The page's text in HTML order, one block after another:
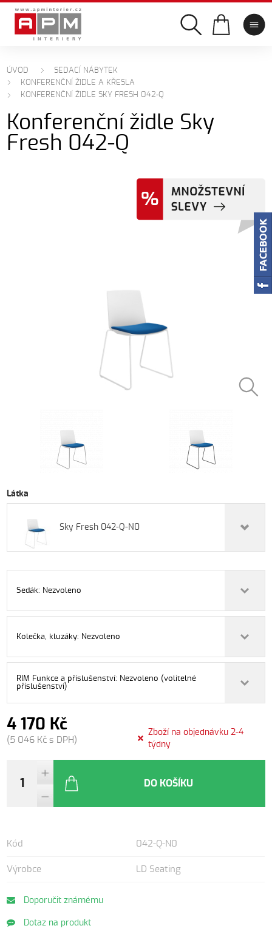
ÚVOD
SEDACÍ NÁBYTEK
KONFERENČNÍ ŽIDLE A KŘESLA
KONFERENČNÍ ŽIDLE SKY FRESH 042-Q
Konferenční židle Sky
Fresh 042-Q
Látka
Sky Fresh 042-Q-N0
Sedák: Nezvoleno
Kolečka, kluzáky: Nezvoleno
RIM Funkce a příslušenství: Nezvoleno (volitelné
příslušenství)
4 170 Kč
(5 046 Kč s DPH)
Zboží na objednávku 2-4
týdny
DO KOŠÍKU
Kód 042-Q-N0
Výrobce LD Seating
Doporučit známému
Dotaz na produkt